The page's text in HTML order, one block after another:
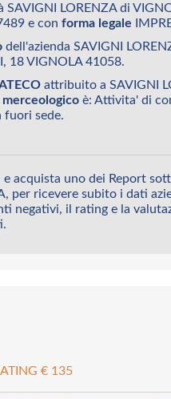
SAVIGNI LORENZA di
e con forma legale
dell'azienda SAVIGNI
18 VIGNOLA 41058.
attribuito a SAVIGNI
merceologico è: Attivita' di
fuori sede.
e acquista uno dei Report
per ricevere subito i dati
negativi, il rating e la
€ 135